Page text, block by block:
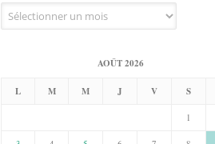
Archives
AOÛT 2026
L M M J V S
1